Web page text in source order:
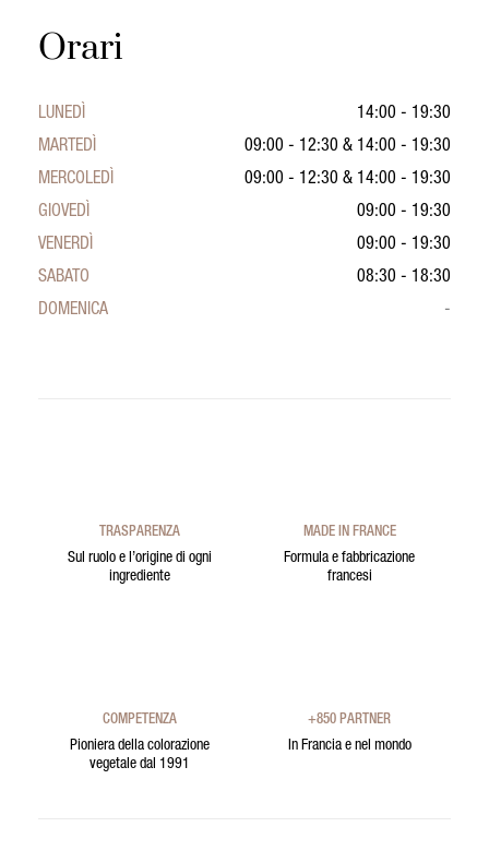
Orari
LUNEDÌ
14:00 - 19:30
MARTEDÌ
09:00 - 12:30 & 14:00 - 19:30
MERCOLEDÌ
09:00 - 12:30 & 14:00 - 19:30
GIOVEDÌ
09:00 - 19:30
VENERDÌ
09:00 - 19:30
SABATO
08:30 - 18:30
DOMENICA
-
TRASPARENZA
Sul ruolo e l’origine di ogni
ingrediente
MADE IN FRANCE
Formula e fabbricazione
francesi
COMPETENZA
Pioniera della colorazione
vegetale dal 1991
+850 PARTNER
In Francia e nel mondo